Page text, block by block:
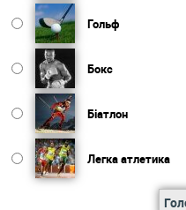
Гольф
Бокс
Біатлон
Легка атлетика